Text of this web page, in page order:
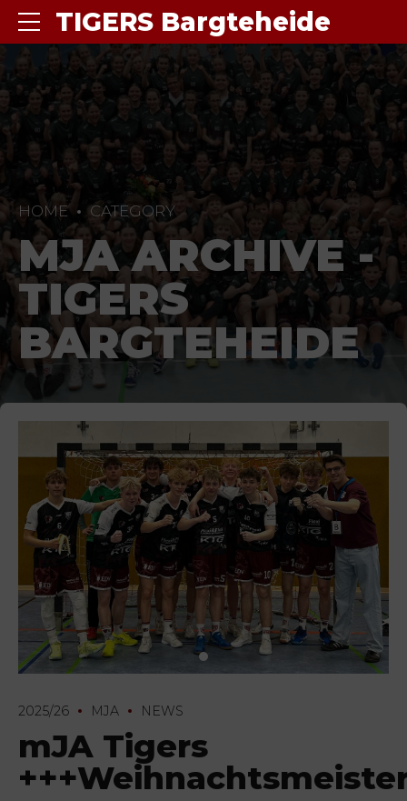
TIGERS Bargteheide
HOME CATEGORY
MJA ARCHIVE -
TIGERS
BARGTEHEIDE
2025/26 MJA NEWS
mJA Tigers